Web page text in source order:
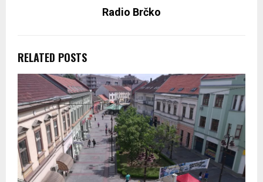
Radio Brčko
RELATED POSTS